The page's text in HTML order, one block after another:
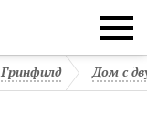
Гринфилд Дом с